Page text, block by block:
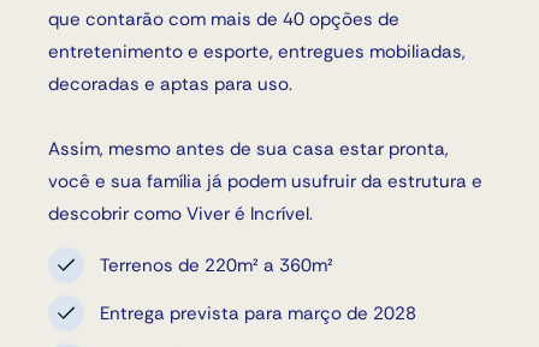
que contarão com mais de 40 opções de
entretenimento e esporte, entregues mobiliadas,
decoradas e aptas para uso.
Assim, mesmo antes de sua casa estar pronta,
você e sua família já podem usufruir da estrutura e
descobrir como Viver é Incrível.
Terrenos de 220m² a 360m²
Entrega prevista para março de 2028